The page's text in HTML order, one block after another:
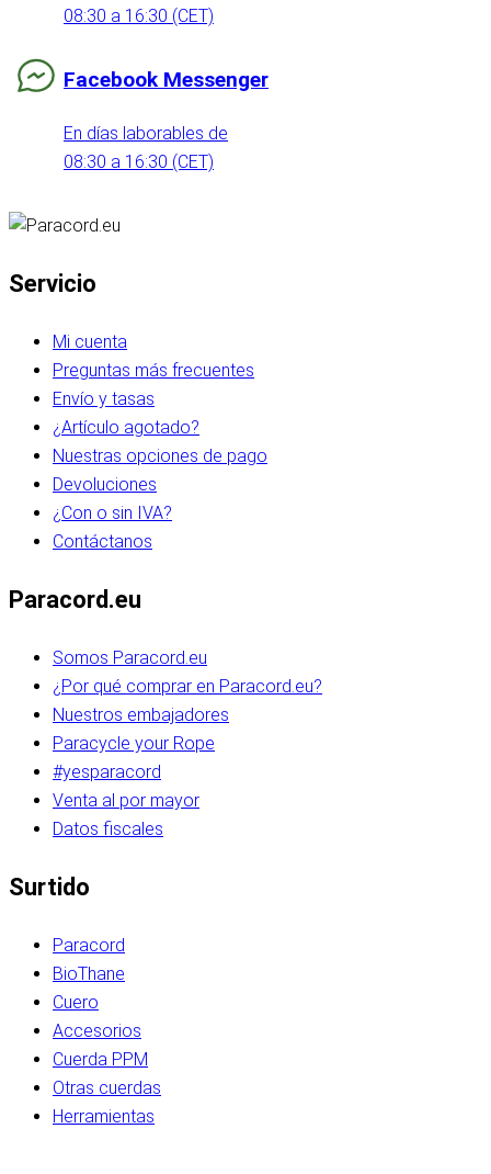
08:30 a 16:30 (CET)
Facebook Messenger
En días laborables de
08:30 a 16:30 (CET)
Servicio
Mi cuenta
Preguntas más frecuentes
Envío y tasas
¿Artículo agotado?
Nuestras opciones de pago
Devoluciones
¿Con o sin IVA?
Contáctanos
Paracord.eu
Somos Paracord.eu
¿Por qué comprar en Paracord.eu?
Nuestros embajadores
Paracycle your Rope
#yesparacord
Venta al por mayor
Datos fiscales
Surtido
Paracord
BioThane
Cuero
Accesorios
Cuerda PPM
Otras cuerdas
Herramientas